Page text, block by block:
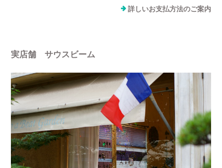
詳しいお支払方法のご案内
実店舗 サウスビーム